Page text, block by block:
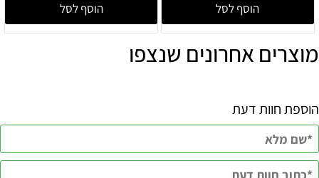
הוסף לסל הוסף לסל
מוצרים אחרונים שנצפו
הוספת חוות דעת